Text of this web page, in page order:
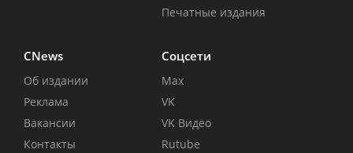
Печатные издания
CNews
Об издании
Реклама
Вакансии
Контакты
Соцсети
Max
VK
VK Видео
Rutube